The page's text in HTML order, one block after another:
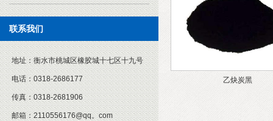
联系我们
地址： 衡水市桃城区橡胶城十七区十九号
电话： 0318-2686177
传真： 0318-2681906
邮箱： 2110556176@qq。com
乙炔炭黑